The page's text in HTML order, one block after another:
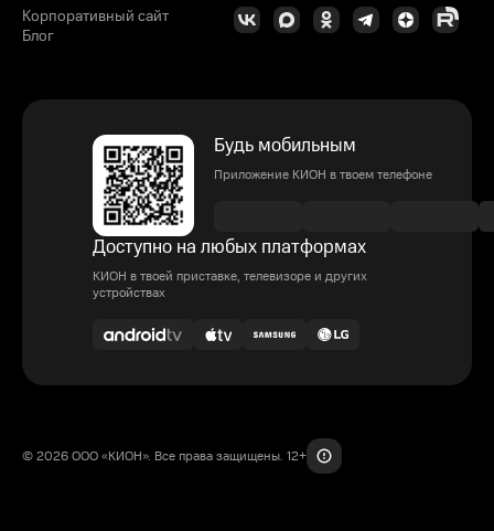
Корпоративный сайт
Блог
Будь мобильным
Приложение КИОН в твоем телефоне
Доступно на любых платформах
КИОН в твоей приставке, телевизоре и других
устройствах
© 2026 ООО «КИОН». Все права защищены. 12+